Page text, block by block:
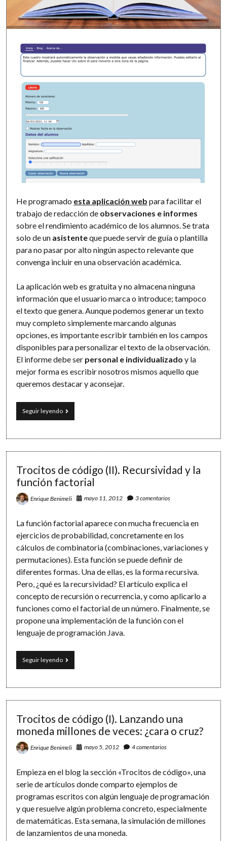
He programado esta aplicación web para facilitar el
trabajo de redacción de observaciones e informes
sobre el rendimiento académico de los alumnos. Se trata
solo de un asistenteque puede servir de guía o plantilla
para no pasar por alto ningún aspecto relevante que
convenga incluir en una observación académica.
La aplicación web es gratuita y no almacena ninguna
información que el usuario marca o introduce; tampoco
el texto que genera. Aunque podemos generar un texto
muy completo simplemente marcando algunas
opciones, es importante escribir también en los campos
disponibles para personalizar el texto de la observación.
El informe debe ser personal e individualizado y la
mejor forma es escribir nosotros mismos aquello que
queremos destacar y aconsejar.
Seguir leyendoUn
asistente
redactar
el
rendimiento
académico
Trocitos de código (II). Recursividad y la
función factorial
Enrique Benimeli mayo 11, 2012 3 comentarios
La función factorial aparece con mucha frecuencia en
ejercicios de probabilidad, concretamente en los
cálculos de combinatoria (combinaciones, variaciones y
permutaciones). Esta función se puede definir de
diferentes formas. Una de ellas, es la forma recursiva.
Pero, ¿qué es la recursividad? El artículo explica el
concepto de recursión o recurrencia, y como aplicarlo a
funciones como el factorial de un número. Finalmente, se
propone una implementación de la función con el
lenguaje de programación Java.
Seguir leyendoTrocitos
de
(II).
la
función
factorial
Trocitos de código (I). Lanzando una
moneda millones de veces: ¿cara o cruz?
Enrique Benimeli mayo 5, 2012 4 comentarios
Empieza en el blog la sección «Trocitos de código», una
serie de artículos donde comparto ejemplos de
programas escritos con algún lenguaje de programación
y que resuelve algún problema concreto, especialmente
de matemáticas. Esta semana, la simulación de millones
de lanzamientos de una moneda.